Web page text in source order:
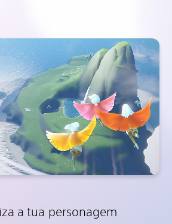
a tua personagem